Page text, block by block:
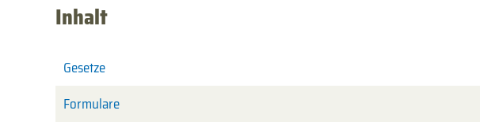
Inhalt
Gesetze
Formulare